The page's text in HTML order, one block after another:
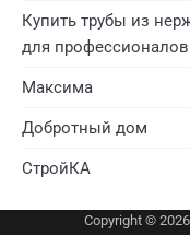
Купить трубы из
для профессионалов
Максима
Добротный дом
СтройКА
Copyright © 2026